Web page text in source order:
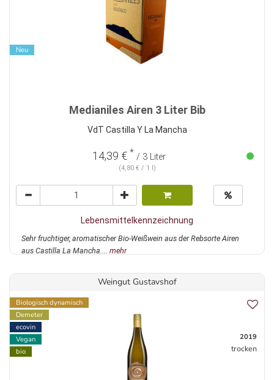
Neu
Medianiles Airen 3 Liter Bib
VdT Castilla Y La Mancha
14,39 € * / 3 Liter
(4,80 € / 1 l)
Lebensmittelkennzeichnung
Sehr fruchtiger, aromatischer Bio-Weißwein aus der Rebsorte Airen
aus Castilla La Mancha.... mehr
Weingut Gustavshof
Biologisch dynamisch
Demeter
ecovin
Vegan
bio
2019
trocken